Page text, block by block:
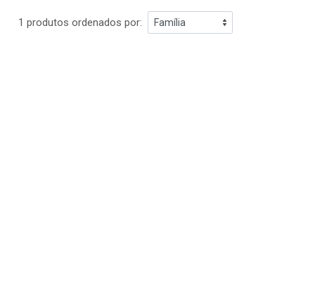
1 produtos ordenados por: